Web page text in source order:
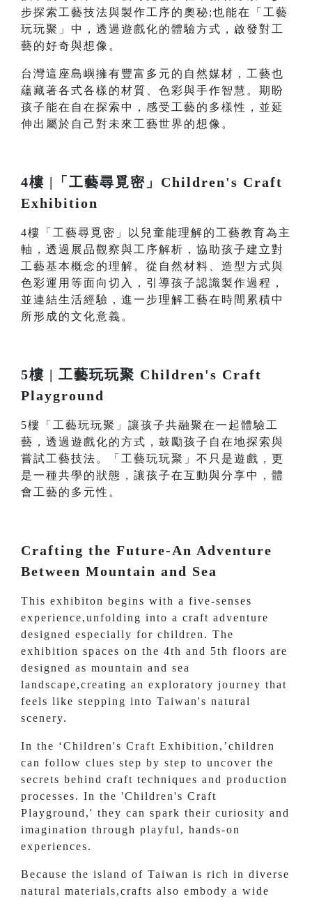
步探索工藝技法與製作工序的奧秘;也能在「工藝
玩玩聚」中，透過遊戲化的體驗方式，啟發對工
藝的好奇與想像。
台灣這座島嶼擁有豐富多元的自然媒材，工藝也
蘊藏著各式各樣的材質、色彩與手作智慧。期盼
孩子能在自在探索中，感受工藝的多樣性，並延
伸出屬於自己對未來工藝世界的想像。
4樓 |「工藝尋覓密」Children's Craft
Exhibition
4樓「工藝尋覓密」以兒童能理解的工藝教育為主
軸，透過展品觀察與工序解析，協助孩子建立對
工藝基本概念的理解。從自然材料、造型方式與
色彩運用等面向切入，引導孩子認識製作過程，
並連結生活經驗，進一步理解工藝在時間累積中
所形成的文化意義。
5樓 | 工藝玩玩聚 Children's Craft
Playground
5樓「工藝玩玩聚」讓孩子共融聚在一起體驗工
藝，透過遊戲化的方式，鼓勵孩子自在地探索與
嘗試工藝技法。「工藝玩玩聚」不只是遊戲，更
是一種共學的狀態，讓孩子在互動與分享中，體
會工藝的多元性。
Crafting the Future-An Adventure
Between Mountain and Sea
This exhibiton begins with a five-senses
experience,unfolding into a craft adventure
designed especially for children. The
exhibition spaces on the 4th and 5th floors are
designed as mountain and sea
landscape,creating an exploratory journey that
feels like stepping into Taiwan's natural
scenery.
In the ‘Children's Craft Exhibition,’children
can follow clues step by step to uncover the
secrets behind craft techniques and production
processes. In the 'Children's Craft
Playground,' they can spark their curiosity and
imagination through playful, hands-on
experiences.
Because the island of Taiwan is rich in diverse
natural materials,crafts also embody a wide